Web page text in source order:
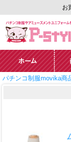
お
ーズメントユニフ
ム通販「P-style 1
ホーム 商
パチンコ制服movika商